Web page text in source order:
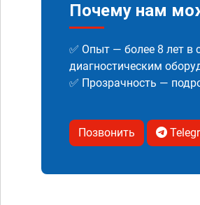
Почему нам
✅ Опыт — более 8 лет в
диагностическим
✅ Прозрачность —
Позвонить